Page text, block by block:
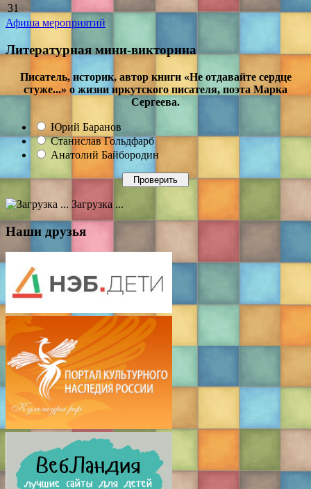
31
Афиша мероприятий
Литературная мини-викторина
Писатель, историк, автор книги «Не отдавайте сердце
стуже...» о жизни иркутского писателя, поэта Марка
Сергеева.
Юрий Баранов
Станислав Гольдфарб
Анатолий Байбородин
Загрузка ...
Наши друзья